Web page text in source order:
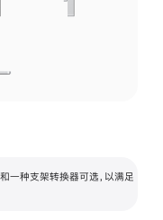
种支架转换器可选，以满足